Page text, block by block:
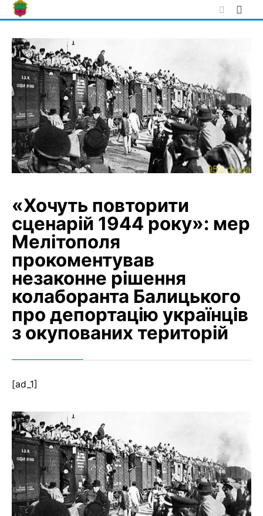
Skip
to
«Хочуть повторити
сценарій 1944 року»: мер
Мелітополя
прокоментував
незаконне рішення
колаборанта Балицького
про депортацію українців
з окупованих територій
[ad_1]